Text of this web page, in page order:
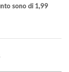
sono di 1,99